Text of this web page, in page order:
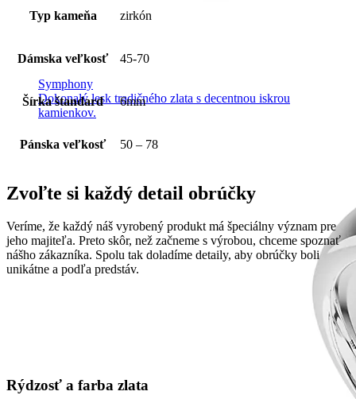
Symphony
Dokonalý lesk tradičného zlata s decentnou iskrou
kamienkov.
Typ kameňa zirkón
Dámska veľkosť 45-70
Šírka štandard 6mm
Pánska veľkosť 50 – 78
Zvoľte si každý detail obrúčky
Veríme, že každý náš vyrobený produkt má špeciálny význam pre
jeho majiteľa. Preto skôr, než začneme s výrobou, chceme spoznať
nášho zákazníka. Spolu tak doladíme detaily, aby obrúčky boli
unikátne a podľa predstáv.
Rýdzosť a farba zlata